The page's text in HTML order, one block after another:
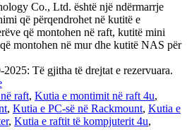
Co., Ltd. është një ndërmarrje
që përqendrohet në kutitë e
që montohen në raft, kutitë mini
montohen në mur dhe kutitë NAS për
Të gjitha të drejtat e rezervuara.
raft, Kutia e montimit në raft 4u,
, Kutia e PC-së në Rackmount, Kutia e
, Kutia e raftit të kompjuterit 4u,